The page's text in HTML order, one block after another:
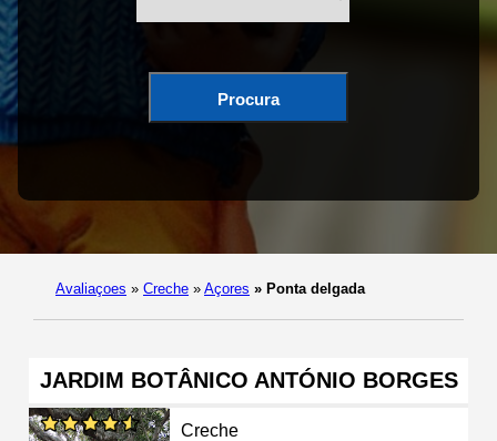
Procura
Avaliaçoes » Creche » Açores » Ponta delgada
JARDIM BOTÂNICO ANTÓNIO BORGES
Creche